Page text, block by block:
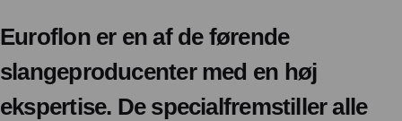
Euroflon er en af de førende
slangeproducenter med en høj
ekspertise. De specialfremstiller alle